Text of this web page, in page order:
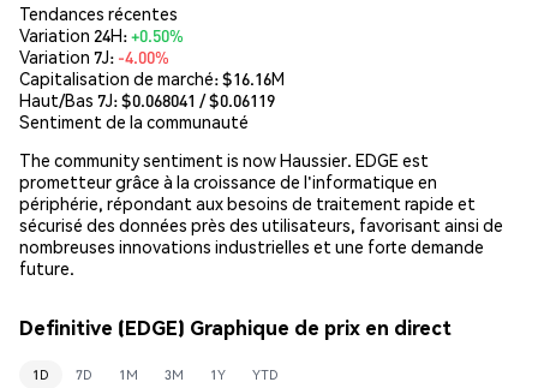
Tendances récentes
Variation 24H:+0.50%
Variation 7J: -4.00%
Capitalisation de marché:$16.16M
Haut/Bas 7J: $0.068041 / $0.06119
Sentiment de la communauté
The community sentiment is now Haussier. EDGE est
prometteur grâce à la croissance de l'informatique en
périphérie, répondant aux besoins de traitement rapide et
sécurisé des données près des utilisateurs, favorisant ainsi de
nombreuses innovations industrielles et une forte demande
future.
Definitive (EDGE) Graphique de prix en direct
1D 7D 1M 3M 1Y YTD